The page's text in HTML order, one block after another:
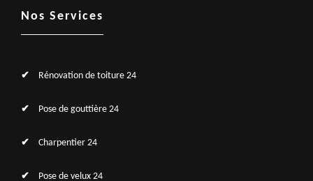
Nos Services
Rénovation de toiture 24
Pose de gouttière 24
Charpentier 24
Pose de velux 24